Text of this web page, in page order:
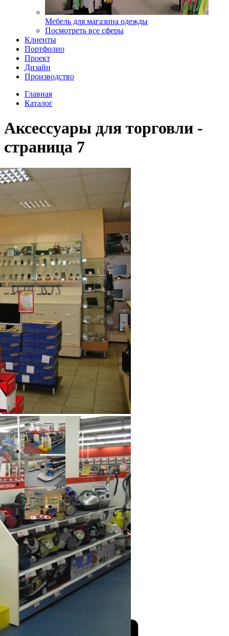
Мебель для магазина одежды
Посмотреть все сферы
Клиенты
Портфолио
Проект
Дизайн
Производство
Главная
Каталог
Аксессуары для торговли -
страница 7